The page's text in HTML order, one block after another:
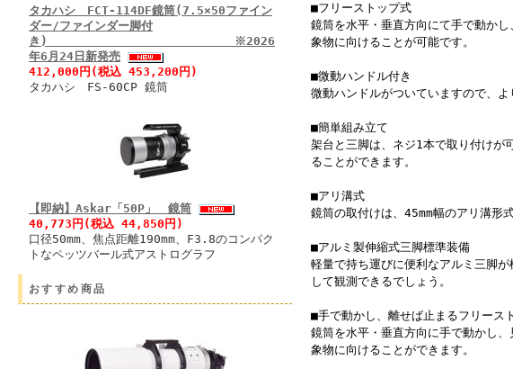
タカハシ FCT-114DF鏡筒(7.5×50ファイン
ダー/ファインダー脚付
き) ※2026
年6月24日新発売
412,000円(税込 453,200円)
タカハシ FS-60CP 鏡筒
【即納】Askar「50P」 鏡筒
40,773円(税込 44,850円)
口径50mm、焦点距離190mm、F3.8のコンパク
トなペッツバール式アストログラフ
おすすめ商品
■フリーストップ式
鏡筒を水平・垂直方向にて手で動か
象物に向けることが可能です。
■微動ハンドル付き
微動ハンドルがついていますので、よ
■簡単組み立て
架台と三脚は、ネジ1本で取り付けが
ることができます。
■アリ溝式
鏡筒の取付けは、45mm幅のアリ溝形
■アルミ製伸縮式三脚標準装備
軽量で持ち運びに便利なアルミ三脚
して観測できるでしょう。
■手で動かし、離せば止まるフリース
鏡筒を水平・垂直方向に手で動かし
象物に向けることができます。